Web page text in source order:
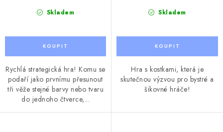
Skladem
Rychlá strategická hra! Komu se
podaří jako prvnímu přesunout
tři věže stejné barvy nebo tvaru
do jednoho čtverce,...
Skladem
Hra s kostkami, která je
skutečnou výzvou pro bystré a
šikovné hráče!